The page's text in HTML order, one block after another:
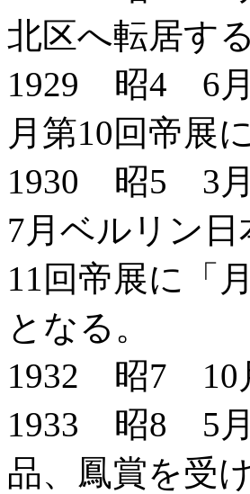
北区へ転居する
1929 昭4 6月
月第10回帝展
1930 昭5 3月
7月ベルリン
11回帝展に「
となる。
1932 昭7 10
1933 昭8 5月
品、鳳賞を受